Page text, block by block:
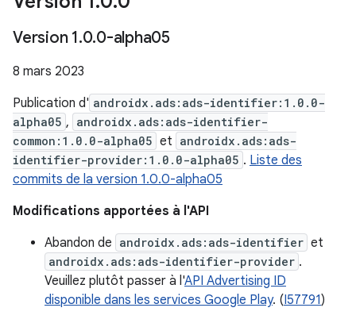
Version 1.0.0-alpha05
8 mars 2023
Publication d' androidx.ads:ads-identifier:1.0.0-
alpha05 , androidx.ads:ads-identifier-
common:1.0.0-alpha05 et androidx.ads:ads-
identifier-provider:1.0.0-alpha05 . Liste des
commits de la version 1.0.0-alpha05
Modifications apportées à l'API
Abandon de androidx.ads:ads-identifier et
androidx.ads:ads-identifier-provider .
Veuillez plutôt passer à l'API Advertising ID
disponible dans les services Google Play. (I57791)